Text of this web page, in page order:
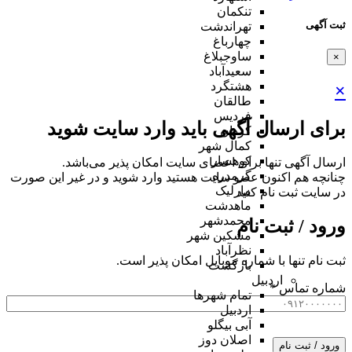
ثبت آگهی
×
×
برای ارسال آگهی باید وارد سایت شوید
ارسال آگهی تنها برای اعضای سایت امکان پذیر می‌باشد.
چنانچه هم‌ اکنون عضو سایت هستید وارد شوید و در غیر این صورت
در سایت ثبت نام کنید
ورود / ثبت نام
ثبت نام تنها با شماره موبایل امکان پذیر است.
شماره تماس*
ورود / ثبت نام
تنکمان
تهراندشت
چهارباغ
ساوجبلاغ
سعیدآباد
هشتگرد
طالقان
فردیس
کردان
کمال شهر
کوهسار
گرمدره
مارلیک
ماهدشت
محمدشهر
مشکین شهر
نظرآباد
بازگشت
اردبیل
تمام شهر‌ها
اردبیل
آبی بیگلو
اصلان دوز